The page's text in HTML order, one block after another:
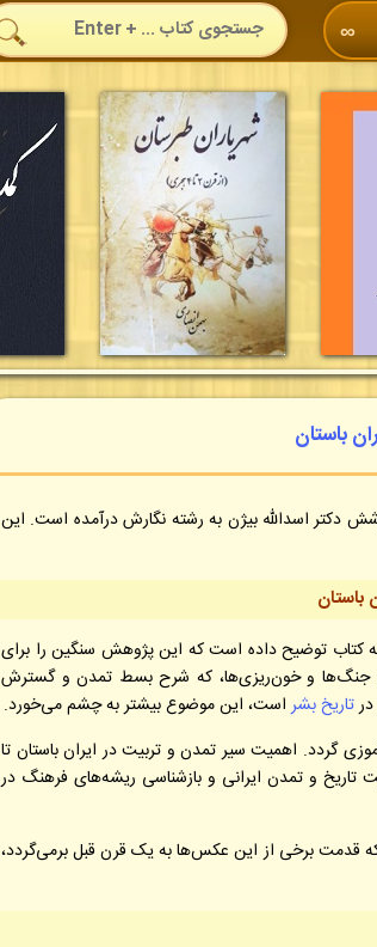
∞
باستان
دکتر اسدالله بیژن به رشته نگارش درآمده است. این
باستان
کتاب توضیح داده است که این پژوهش سنگین را برای
شرح جنگ‌ها و خون‌ریزی‌ها، که شرح بسط تمدن و گسترش
تاریخ بشر است، این موضوع بیشتر به چشم می‌خورد.
گردد. اهمیت سیر تمدن و تربیت در ایران باستان تا
تاریخ و تمدن ایرانی و بازشناسی ریشه‌های فرهنگ در
که قدمت برخی از این عکس‌ها به یک قرن قبل برمی‌گردد،